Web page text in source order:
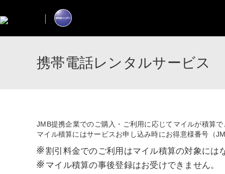
携帯電話レンタルサービス
JMB提携企業でのご購入・ご利用に応じてマイルが積算で
マイル積算にはサービスお申し込み時にお得意様番号（
※割引料金でのご利用はマイル積算の対象には
※ マイル積算の事後登録はお受けできません。